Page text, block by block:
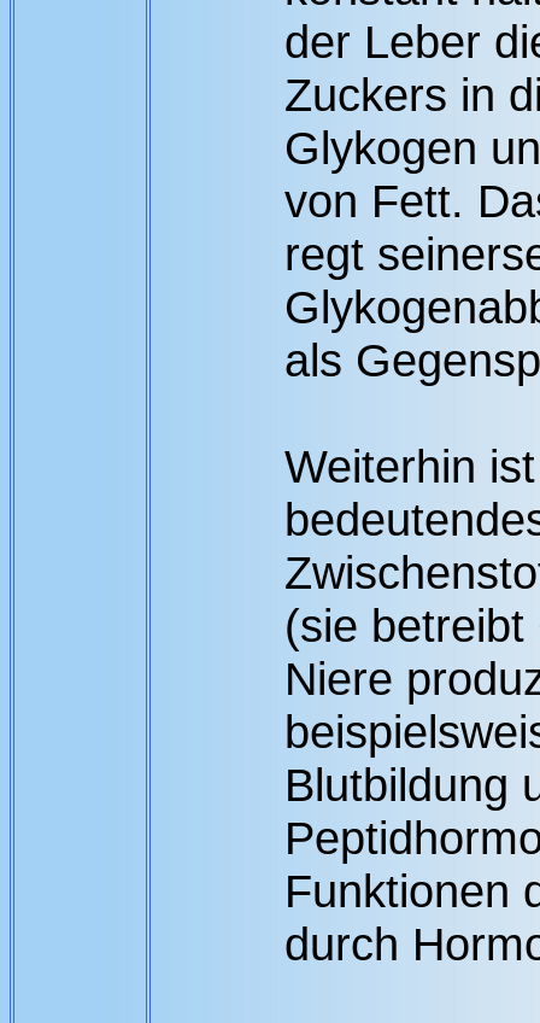
der Leber
Zuckers in
Glykogen
von Fett.
regt
als
Weiterhin
(sie
Niere
Blutbildung
Funktionen
durch